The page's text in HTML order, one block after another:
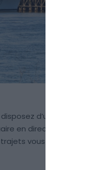
d’une
en direction de
vous sont